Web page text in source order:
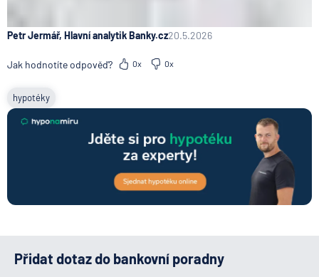
Petr Jermář, Hlavní analytik Banky.cz20.5.2026
Jak hodnotíte odpověď? 0x 0x
hypotéky
Přidat dotaz do bankovní poradny